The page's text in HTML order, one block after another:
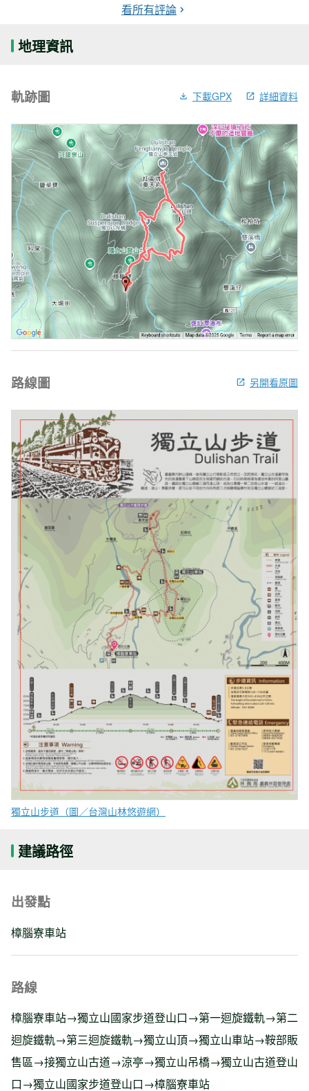
看所有評論
地理資訊
軌跡圖 下載GPX 詳細資料
路線圖 另開看原圖
獨立山步道（圖／台灣山林悠遊網）
建議路徑
出發點
樟腦寮車站
路線
樟腦寮車站→獨立山國家步道登山口→第一迴旋鐵軌→第二
迴旋鐵軌→第三迴旋鐵軌→獨立山頂→獨立山車站→鞍部販
售區→接獨立山古道→涼亭→獨立山吊橋→獨立山古道登山
口→獨立山國家步道登山口→樟腦寮車站